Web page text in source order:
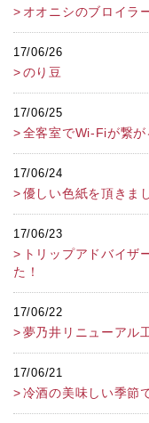
オオニシのブロイラ
17/06/26
のり豆
17/06/25
全客室でWi-Fiが繋が
17/06/24
優しい色紙を頂きま
17/06/23
トリップアドバイザ
た！
17/06/22
夢乃井リニューアル
17/06/21
冷酒の美味しい季節